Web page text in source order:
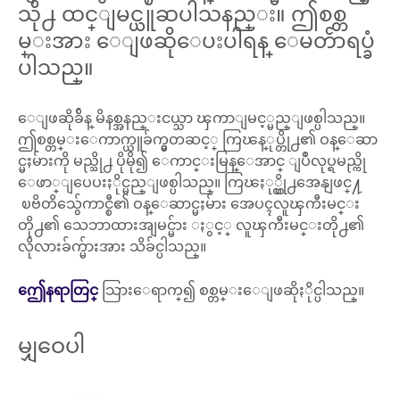
သို႕ ထင္ျမင္ယူဆပါသနည္း။ ဤစစ္တ
မ္းအား ေျဖဆိုေပးပါရန္ ေမတၲာရပ္ခံ
ပါသည္။
ေျဖဆိုခ်ိန္ မိနစ္အနည္းငယ္သာ ၾကာျမင့္မည္ျဖစ္ပါသည္။
ဤစစ္တမ္းေကာက္ယူခ်က္မွတဆင့္ ကြၽန္ုပ္တို႕၏ ဝန္ေဆာ
င္မႈမ်ားကို မည္သို႕ ပိုမို၍ ေကာင္းမြန္ေအာင္ ျပဳလုပ္ရမည္ကို
ေဖာ္ျပေပးႏိုင္မည္ျဖစ္ပါသည္။ ကြၽႏု္ပ္တို႕အေနျဖင္႔
ၿဗိတိသွ်ေကာင္စီ၏ ဝန္ေဆာင္မႈမ်ား အေပၚလူၾကီးမင္း
တို႕၏ သေဘာထားအျမင္မ်ား ႏွင့္ လူၾကီးမင္းတို႕၏
လိုလားခ်က္မ်ားအား သိခ်င္ပါသည္။
ဤေနရာတြင္ သြားေရာက္၍ စစ္တမ္းေျဖဆိုႏိုင္ပါသည္။
မျှဝေပါ